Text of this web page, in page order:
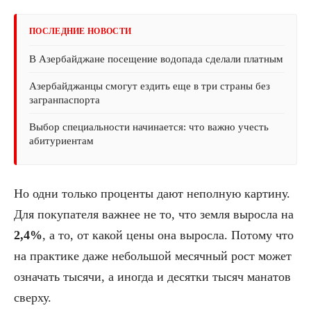
ПОСЛЕДНИЕ НОВОСТИ
В Азербайджане посещение водопада сделали платным
Азербайджанцы смогут ездить еще в три страны без
загранпаспорта
Выбор специальности начинается: что важно учесть
абитуриентам
Но одни только проценты дают неполную картину.
Для покупателя важнее не то, что земля выросла на
2,4%, а то, от какой цены она выросла. Потому что
на практике даже небольшой месячный рост может
означать тысячи, а иногда и десятки тысяч манатов
сверху.